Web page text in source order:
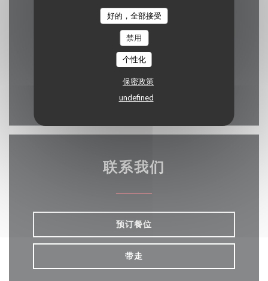
好的，全部接受
禁用
个性化
保密政策
undefined
2 Route des Aix 18510 Menetou-Salon
02 48 64 81 20
Facebook ((在新窗口中打开))
Twitter ((在新窗口中打开))
联系我们
预订餐位
带走